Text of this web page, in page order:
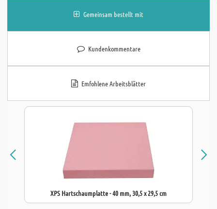
Gemeinsam bestellt mit
Kundenkommentare
Emfohlene Arbeitsblätter
XPS Hartschaumplatte - 40 mm, 30,5 x 29,5 cm